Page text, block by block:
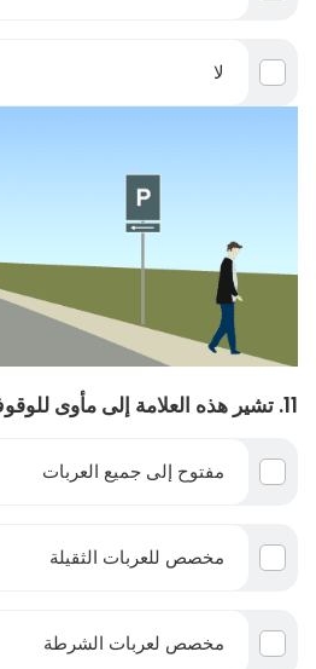
لا
11. تشير هذه العلامة إلى مأوى للوقوف :
مفتوح إلى جميع العربات
مخصص للعربات الثقيلة
مخصص لعربات الشرطة